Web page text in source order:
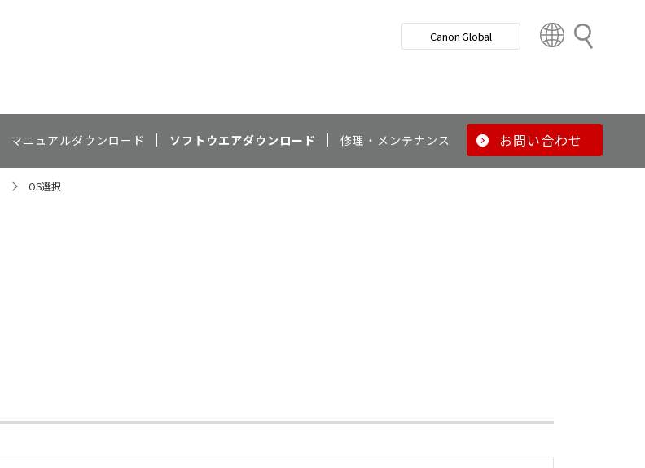
検
Canon Global
t
y
マニュアルダウンロード ソフトウエアダウンロード 修理・メンテナンス お問い合わせ
OS選択